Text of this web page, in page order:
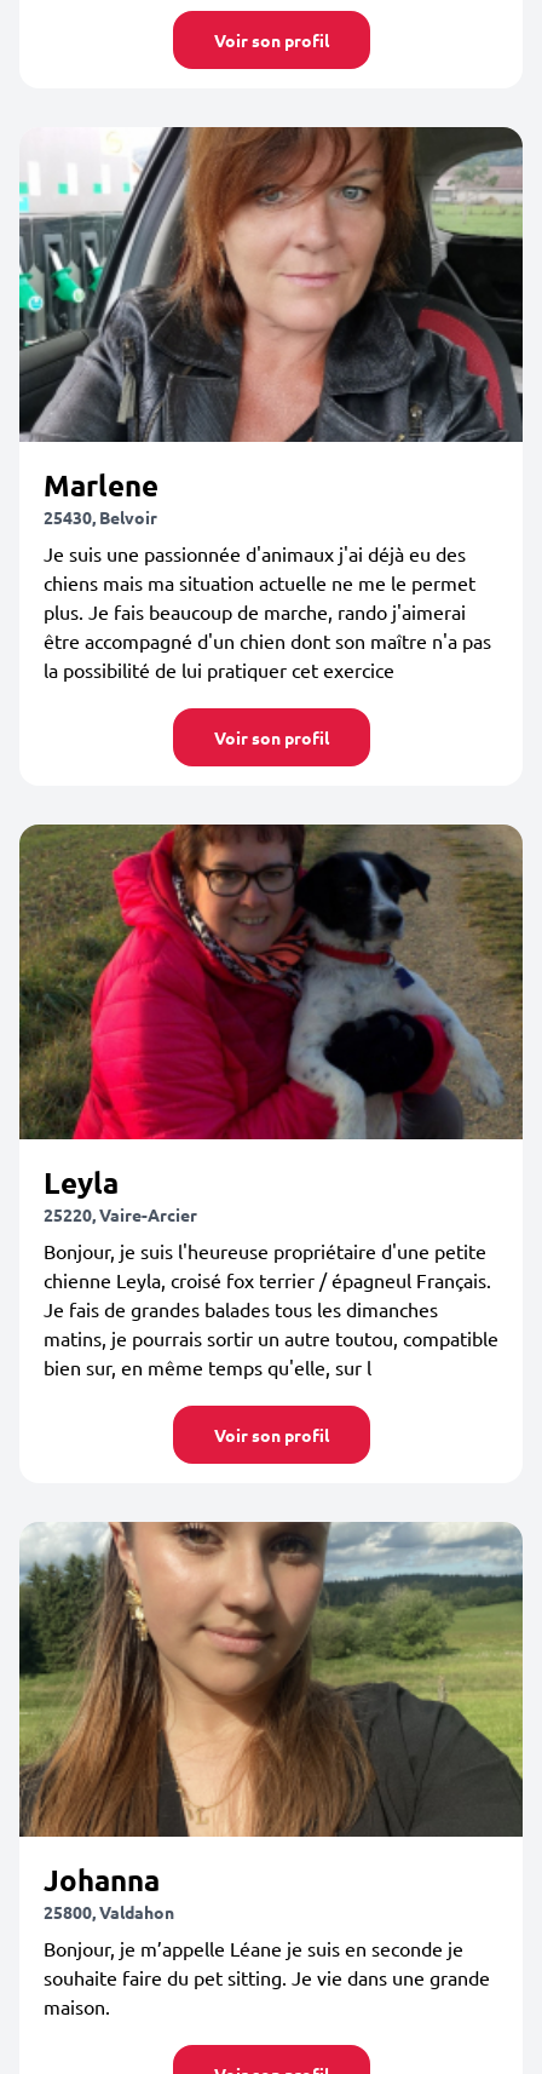
Voir son profil
Marlene
25430, Belvoir
Je suis une passionnée d'animaux j'ai déjà eu des
chiens mais ma situation actuelle ne me le permet
plus. Je fais beaucoup de marche, rando j'aimerai
être accompagné d'un chien dont son maître n'a pas
la possibilité de lui pratiquer cet exercice
Voir son profil
Leyla
25220, Vaire-Arcier
Bonjour, je suis l'heureuse propriétaire d'une petite
chienne Leyla, croisé fox terrier / épagneul Français.
Je fais de grandes balades tous les dimanches
matins, je pourrais sortir un autre toutou, compatible
bien sur, en même temps qu'elle, sur l
Voir son profil
Johanna
25800, Valdahon
Bonjour, je m’appelle Léane je suis en seconde je
souhaite faire du pet sitting. Je vie dans une grande
maison.